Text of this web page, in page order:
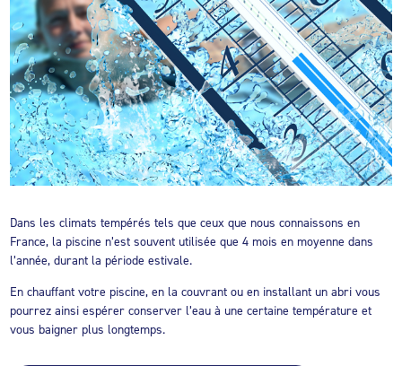
Dans les climats tempérés tels que ceux que nous connaissons en
France, la piscine n’est souvent utilisée que 4 mois en moyenne dans
l’année, durant la période estivale.
En chauffant votre piscine, en la couvrant ou en installant un abri vous
pourrez ainsi espérer conserver l’eau à une certaine température et
vous baigner plus longtemps.